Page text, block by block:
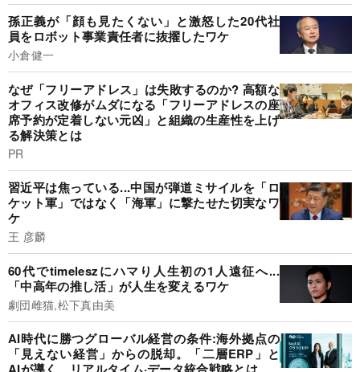
孫正義が「顔も見たくない」と激怒した20代社
員をロボット事業責任者に抜擢したワケ
小倉健一
なぜ「フリーアドレス」は失敗するのか? 高額な
オフィス改修がムダになる「フリーアドレスの座
席予約が定着しない元凶」と組織の生産性を上げ
る解決策とは
PR
習近平は焦っている...中国が弾道ミサイルを「ロ
ケット軍」ではなく「海軍」に撃たせた切実なワ
ケ
王 彦麟
60代でtimeleszにハマり人生初の1人遠征へ...
「中高年の推し活」が人生を変えるワケ
劇団雌猫,松下真由美
AI時代に勝つグローバル経営の条件:海外拠点の
「見えない経営」からの脱却。「二層ERP」と